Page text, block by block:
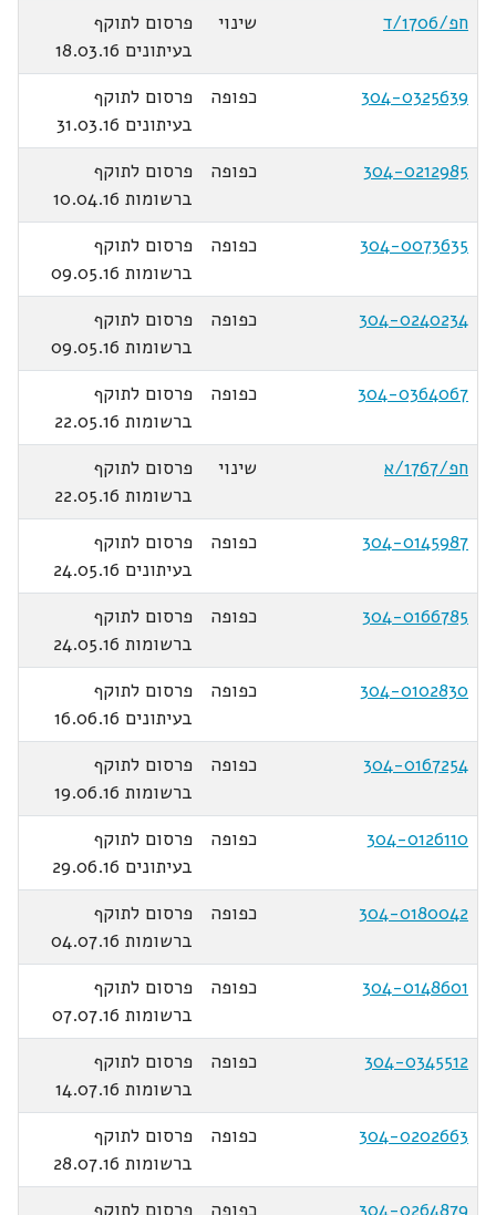
חפ/1706/ד
שינוי
פרסום לתוקף
בעיתונים 18.03.16
304-0325639
כפופה
פרסום לתוקף
בעיתונים 31.03.16
304-0212985
כפופה
פרסום לתוקף
ברשומות 10.04.16
304-0073635
כפופה
פרסום לתוקף
ברשומות 09.05.16
304-0240234
כפופה
פרסום לתוקף
ברשומות 09.05.16
304-0364067
כפופה
פרסום לתוקף
ברשומות 22.05.16
חפ/1767/א
שינוי
פרסום לתוקף
ברשומות 22.05.16
304-0145987
כפופה
פרסום לתוקף
בעיתונים 24.05.16
304-0166785
כפופה
פרסום לתוקף
ברשומות 24.05.16
304-0102830
כפופה
פרסום לתוקף
בעיתונים 16.06.16
304-0167254
כפופה
פרסום לתוקף
ברשומות 19.06.16
304-0126110
כפופה
פרסום לתוקף
בעיתונים 29.06.16
304-0180042
כפופה
פרסום לתוקף
ברשומות 04.07.16
304-0148601
כפופה
פרסום לתוקף
ברשומות 07.07.16
304-0345512
כפופה
פרסום לתוקף
ברשומות 14.07.16
304-0202663
כפופה
פרסום לתוקף
ברשומות 28.07.16